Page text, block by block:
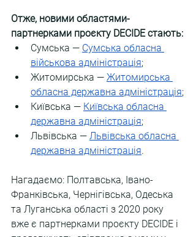
Отже, новими областями-
партнерками проєкту DECIDE стають:
Сумська — Сумська обласна
військова адміністрація;
Житомирська — Житомирська
обласна державна адміністрація;
Київська — Київська обласна
державна адміністрація;
Львівська — Львівська обласна
державна адміністрація.
Нагадаємо: Полтавська, Івано-
Франківська, Чернігівська, Одеська
та Луганська області з 2020 року
вже є партнерками проєкту DECIDE і